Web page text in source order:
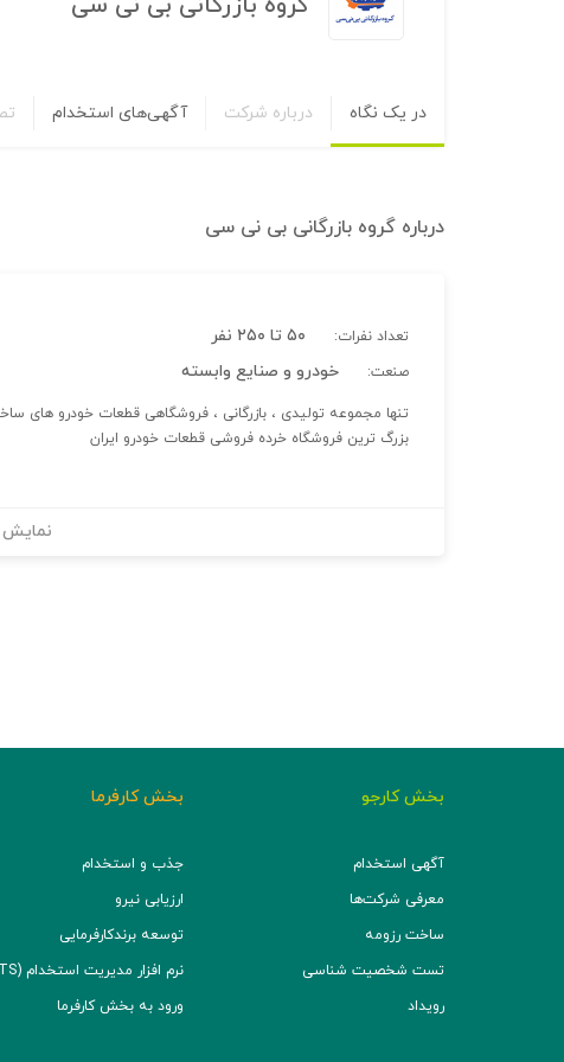
در یک نگاه درباره شرکت آگهی‌های استخدام
درباره گروه بازرگانی بی نی سی
تعداد نفرات: ۵۰ تا ۲۵۰ نفر
صنعت: خودرو و صنایع وابسته
تنها مجموعه تولیدی ، بازرگانی ، فروشگاهی قطعات خودرو های
بزرگ ترین فروشگاه خرده فروشی قطعات خودرو ایران
نمایش
بخش کارجو
آگهی استخدام
معرفی شرکت‌ها
ساخت رزومه
تست شخصیت شناسی
رویداد
بخش کارفرما
جذب و استخدام
ارزیابی نیرو
توسعه برند‌کارفرمایی
نرم افزار مدیریت استخدام (ATS)
ورود به بخش کارفرما